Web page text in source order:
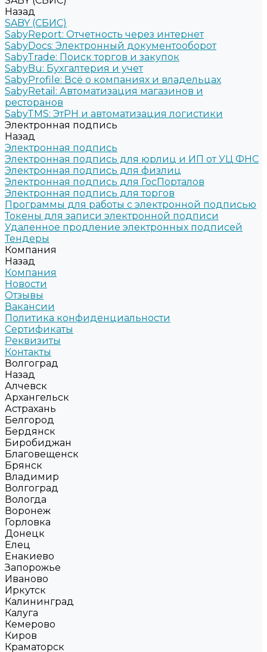
Назад
SABY (СБИС)
SabyReport: Отчетность через интернет
SabyDocs: Электронный документооборот
SabyTrade: Поиск торгов и закупок
SabyBu: Бухгалтерия и учет
SabyProfile: Всё о компаниях и владельцах
SabyRetail: Автоматизация магазинов и
ресторанов
SabyTMS: ЭтРН и автоматизация логистики
Электронная подпись
Назад
Электронная подпись
Электронная подпись для юрлиц и ИП от УЦ ФНС
Электронная подпись для физлиц
Электронная подпись для ГосПорталов
Электронная подпись для торгов
Программы для работы с электронной подписью
Токены для записи электронной подписи
Удаленное продление электронных подписей
Тендеры
Компания
Назад
Компания
Новости
Отзывы
Вакансии
Политика конфиденциальности
Сертификаты
Реквизиты
Контакты
Волгоград
Назад
Алчевск
Архангельск
Астрахань
Белгород
Бердянск
Биробиджан
Благовещенск
Брянск
Владимир
Волгоград
Вологда
Воронеж
Горловка
Донецк
Елец
Енакиево
Запорожье
Иваново
Иркутск
Калининград
Калуга
Кемерово
Киров
Краматорск